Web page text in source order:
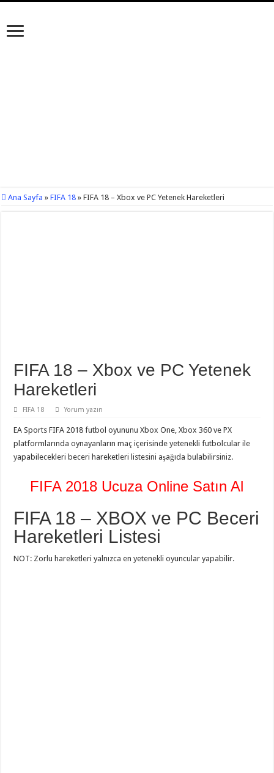
Ana Sayfa » FIFA 18 » FIFA 18 – Xbox ve PC Yetenek Hareketleri
FIFA 18 – Xbox ve PC Yetenek
Hareketleri
FIFA 18 Yorum yazın
EA Sports FIFA 2018 futbol oyununu Xbox One, Xbox 360 ve PX
platformlarında oynayanların maç içerisinde yetenekli futbolcular ile
yapabilecekleri beceri hareketleri listesini aşağıda bulabilirsiniz.
FIFA 2018 Ucuza Online Satın Al
FIFA 18 – XBOX ve PC Beceri
Hareketleri Listesi
NOT: Zorlu hareketleri yalnızca en yetenekli oyuncular yapabilir.